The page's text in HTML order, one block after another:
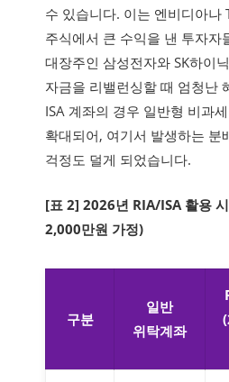
수 있습니다. 이는 엔비디아나
주식에서 큰 수익을 낸 투자자
대장주인 삼성전자와 SK하이
자금을 리밸런싱할 때 엄청난
ISA 계좌의 경우 일반형 비과
확대되어, 여기서 발생하는 분
걱정도 덜게 되었습니다.
[표 2] 2026년 RIA/ISA 활용
2,000만원 가정)
구분
일반
위탁계좌